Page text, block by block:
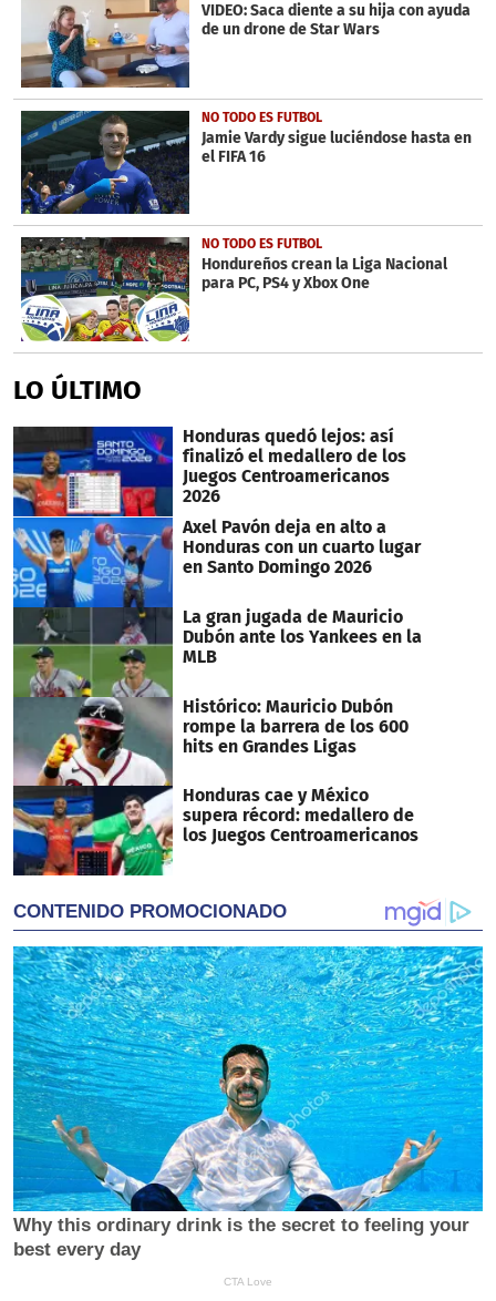
VIDEO: Saca diente a su hija con ayuda
de un drone de Star Wars
NO TODO ES FUTBOL
Jamie Vardy sigue luciéndose hasta en
el FIFA 16
NO TODO ES FUTBOL
Hondureños crean la Liga Nacional
para PC, PS4 y Xbox One
LO ÚLTIMO
Honduras quedó lejos: así
finalizó el medallero de los
Juegos Centroamericanos
2026
Axel Pavón deja en alto a
Honduras con un cuarto lugar
en Santo Domingo 2026
La gran jugada de Mauricio
Dubón ante los Yankees en la
MLB
Histórico: Mauricio Dubón
rompe la barrera de los 600
hits en Grandes Ligas
Honduras cae y México
supera récord: medallero de
los Juegos Centroamericanos